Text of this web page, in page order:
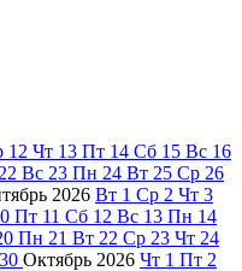
12 Чт 13 Пт 14 Сб 15 Вс 16
22 Вс 23 Пн 24 Вт 25 Ср 26
2026 Вт 1 Ср 2 Чт 3
Пт 11 Сб 12 Вс 13 Пн 14
Пн 21 Вт 22 Ср 23 Чт 24
30 Октябрь 2026 Чт 1 Пт 2